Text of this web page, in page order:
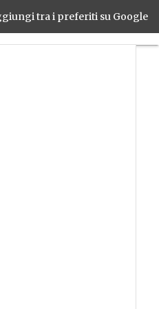
tra i preferiti su Google
BCG: “Chi investe